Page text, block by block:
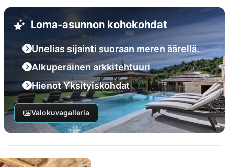
Loma-asunnon kohokohdat
Unelias sijainti suoraan meren äärellä.
Alkuperäinen arkkitehtuuri
Hienot Yksityiskohdat
Valokuvagalleria